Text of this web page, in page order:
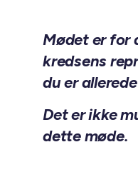
Mødet er for
kredsens
du er
Det er ikke
dette møde.